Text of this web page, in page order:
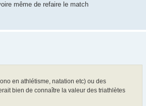
même de refaire le match
en athlétisme, natation etc) ou des
bien de connaître la valeur des triathlètes